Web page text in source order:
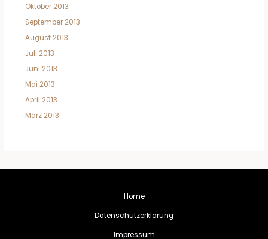
Oktober 2013
September 2013
August 2013
Juli 2013
Juni 2013
Mai 2013
April 2013
März 2013
Home
Datenschutzerklärung
Impressum